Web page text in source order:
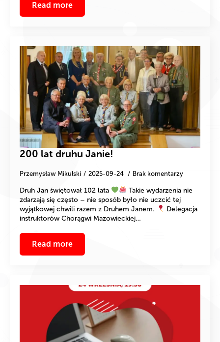
Read more
200 lat druhu Janie!
Przemysław Mikulski 2025-09-24 Brak komentarzy
Druh Jan świętował 102 lata
Takie wydarzenia nie
zdarzają się często – nie sposób było nie uczcić tej
wyjątkowej chwili razem z Druhem Janem.
Delegacja
instruktorów Chorągwi Mazowieckiej…
Read more